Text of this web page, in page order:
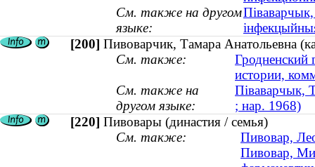
См. также на другом
языке:
[200] Пивоварчик, Тамара Анатольевна
См. также:
Гродненский
истории,
См. также на
другом языке:
Піваварчык,
; нар. 1968)
[220] Пивовары (династия / семья)
См. также:
Пивовар,
Пивовар,